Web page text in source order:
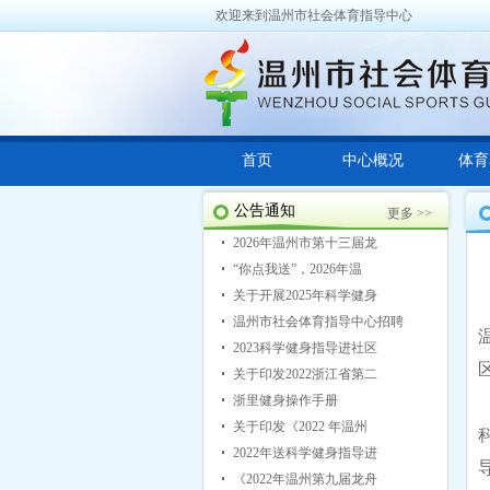
欢迎来到温州市社会体育指导中心
首页 中心概况 体
公告通知
更多 >>
2026年温州市第十三届龙
“你点我送”，2026年温
关于开展2025年科学健身
温州市社会体育指导中心招聘
2023科学健身指导进社区
关于印发2022浙江省第二
浙里健身操作手册
关于印发《2022 年温州
2022年送科学健身指导进
《2022年温州第九届龙舟